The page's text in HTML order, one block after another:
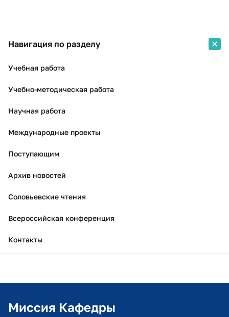
Навигация по разделу
Учебная работа
Учебно-методическая работа
Научная работа
Международные проекты
Поступающим
Архив новостей
Соловьевские чтения
Всероссийская конференция
Контакты
Миссия Кафедры